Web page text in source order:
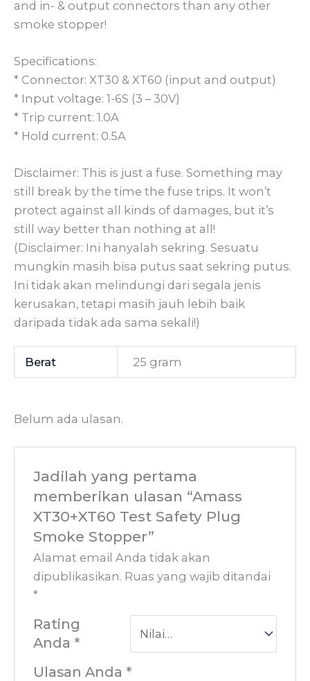
and in- & output connectors than any other
smoke stopper!
Specifications:
* Connector: XT30 & XT60 (input and output)
* Input voltage: 1-6S (3 – 30V)
* Trip current: 1.0A
* Hold current: 0.5A
Disclaimer: This is just a fuse. Something may
still break by the time the fuse trips. It won’t
protect against all kinds of damages, but it’s
still way better than nothing at all!
(Disclaimer: Ini hanyalah sekring. Sesuatu
mungkin masih bisa putus saat sekring putus.
Ini tidak akan melindungi dari segala jenis
kerusakan, tetapi masih jauh lebih baik
daripada tidak ada sama sekali!)
Berat 25 gram
Belum ada ulasan.
Jadilah yang pertama
memberikan ulasan “Amass
XT30+XT60 Test Safety Plug
Smoke Stopper”
Alamat email Anda tidak akan
dipublikasikan. Ruas yang wajib ditandai
*
Rating
Anda *
Ulasan Anda *